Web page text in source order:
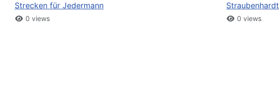
Strecken für Jedermann
0 views
Straubenhardt
0 views